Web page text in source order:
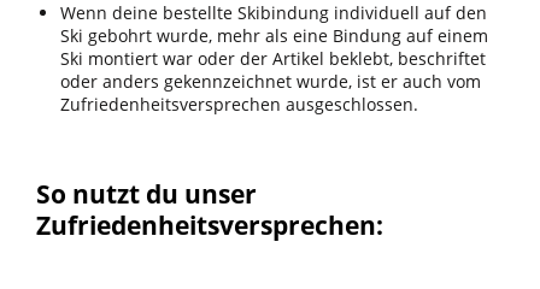
Wenn deine bestellte Skibindung individuell auf den
Ski gebohrt wurde, mehr als eine Bindung auf einem
Ski montiert war oder der Artikel beklebt, beschriftet
oder anders gekennzeichnet wurde, ist er auch vom
Zufriedenheitsversprechen ausgeschlossen.
So nutzt du unser
Zufriedenheitsversprechen: